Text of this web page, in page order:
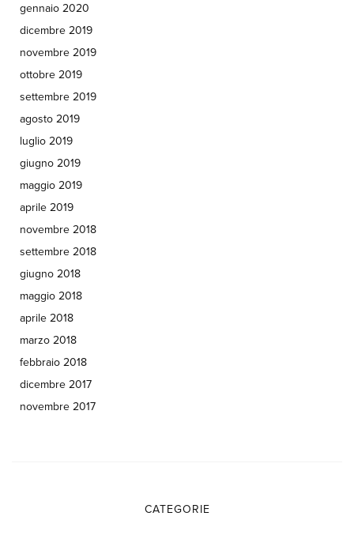
gennaio 2020
dicembre 2019
novembre 2019
ottobre 2019
settembre 2019
agosto 2019
luglio 2019
giugno 2019
maggio 2019
aprile 2019
novembre 2018
settembre 2018
giugno 2018
maggio 2018
aprile 2018
marzo 2018
febbraio 2018
dicembre 2017
novembre 2017
CATEGORIE